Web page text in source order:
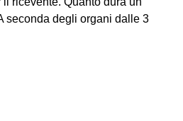
seconda degli organi dalle 3